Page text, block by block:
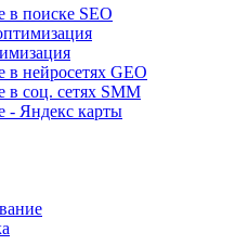
поиске SEO
нейросетях GEO
соц. сетях SMM
- Яндекс карты